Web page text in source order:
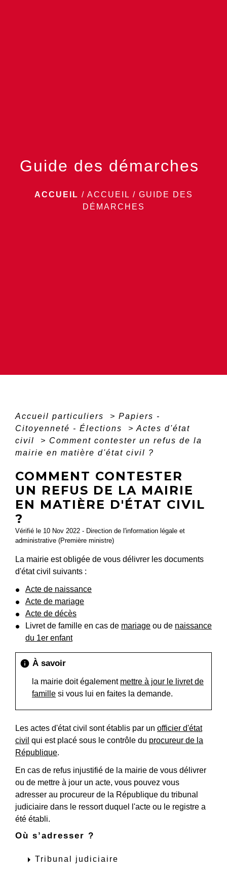
Guide des démarches
ACCUEIL / ACCUEIL / GUIDE DES
DÉMARCHES
Accueil particuliers > Papiers -
Citoyenneté - Élections
> Actes d'état
civil
> Comment contester un refus de la
mairie en matière d'état civil ?
COMMENT CONTESTER
UN REFUS DE LA MAIRIE
EN MATIÈRE D'ÉTAT CIVIL
?
Vérifié le 10 Nov 2022 - Direction de l'information légale et
administrative (Première ministre)
La mairie est obligée de vous délivrer les documents
d'état civil suivants :
Acte de naissance
Acte de mariage
Acte de décès
Livret de famille en cas de mariage ou de naissance
du 1er enfant
info À savoir
la mairie doit également mettre à jour le livret de
famille si vous lui en faites la demande.
Les actes d'état civil sont établis par un officier d'état
civil qui est placé sous le contrôle du procureur de la
République.
En cas de refus injustifié de la mairie de vous délivrer
ou de mettre à jour un acte, vous pouvez vous
adresser au procureur de la République du tribunal
judiciaire dans le ressort duquel l'acte ou le registre a
été établi.
Où s’adresser ?
arrow_right Tribunal judiciaire